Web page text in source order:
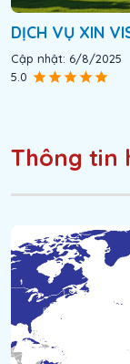
DỊCH VỤ XIN
Cập nhật: 6/8/2025
5.0
Thông tin